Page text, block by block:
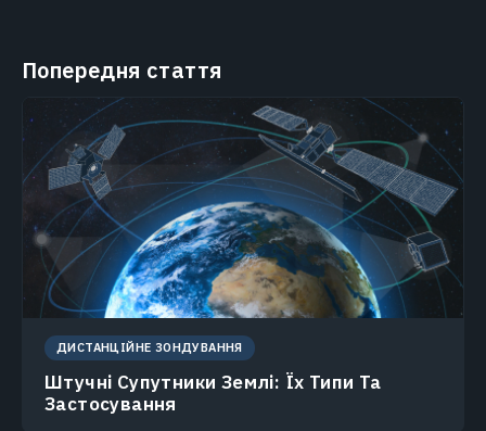
Попередня стаття
ДИСТАНЦІЙНЕ ЗОНДУВАННЯ
Штучні Супутники Землі: Їх Типи Та
Застосування